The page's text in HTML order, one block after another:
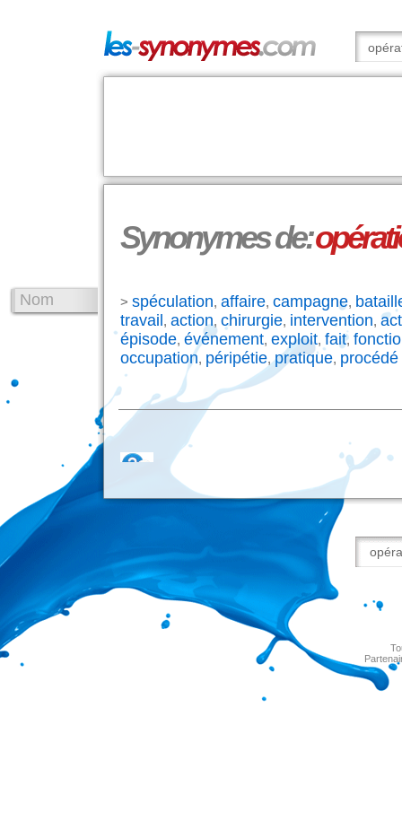
Synonymes de:
Nom > spéculation, affaire, campagne,
travail , action, chirurgie, intervention,
épisode, événement, exploit, fait,
occupation, péripétie,pratique, procédé